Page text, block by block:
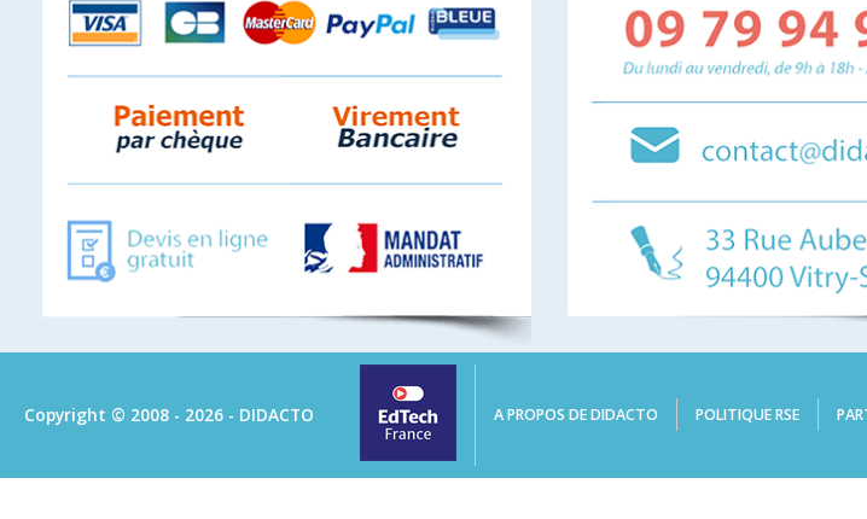
Copyright © 2008 - 2026 - DIDACTO A PROPOS DE DIDACTO POLITIQUE RSE